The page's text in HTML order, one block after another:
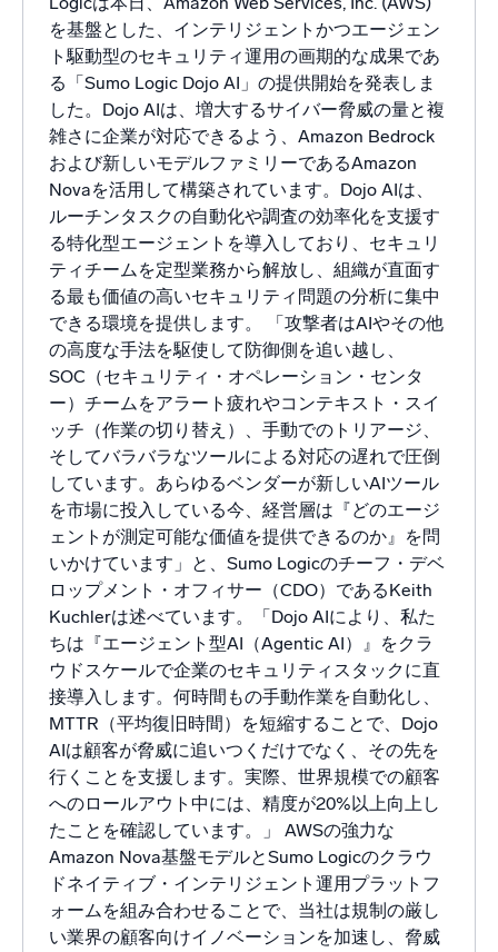
を基盤とした、インテリジェントかつエージェン
ト駆動型のセキュリティ運用の画期的な成果であ
る「Sumo Logic Dojo AI」の提供開始を発表しま
した。Dojo AIは、増大するサイバー脅威の量と複
雑さに企業が対応できるよう、Amazon Bedrock
および新しいモデルファミリーであるAmazon
Novaを活用して構築されています。Dojo AIは、
ルーチンタスクの自動化や調査の効率化を支援す
る特化型エージェントを導入しており、セキュリ
ティチームを定型業務から解放し、組織が直面す
る最も価値の高いセキュリティ問題の分析に集中
できる環境を提供します。 「攻撃者はAIやその他
の高度な手法を駆使して防御側を追い越し、
SOC（セキュリティ・オペレーション・センタ
ー）チームをアラート疲れやコンテキスト・スイ
ッチ（作業の切り替え）、手動でのトリアージ、
そしてバラバラなツールによる対応の遅れで圧倒
しています。あらゆるベンダーが新しいAIツール
を市場に投入している今、経営層は『どのエージ
ェントが測定可能な価値を提供できるのか』を問
いかけています」と、Sumo Logicのチーフ・デベ
ロップメント・オフィサー（CDO）であるKeith
Kuchlerは述べています。「Dojo AIにより、私た
ちは『エージェント型AI（Agentic AI）』をクラ
ウドスケールで企業のセキュリティスタックに直
接導入します。何時間もの手動作業を自動化し、
MTTR（平均復旧時間）を短縮することで、Dojo
AIは顧客が脅威に追いつくだけでなく、その先を
行くことを支援します。実際、世界規模での顧客
へのロールアウト中には、精度が20%以上向上し
たことを確認しています。」 AWSの強力な
Amazon Nova基盤モデルとSumo Logicのクラウ
ドネイティブ・インテリジェント運用プラットフ
ォームを組み合わせることで、当社は規制の厳し
い業界の顧客向けイノベーションを加速し、脅威